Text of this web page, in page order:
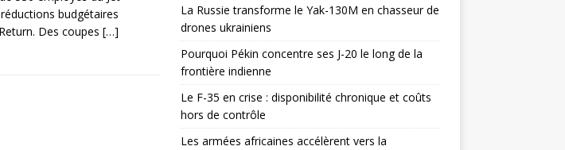
budgétaires
Des coupes […]
La Russie transforme le Yak-130M en chasseur de
drones ukrainiens
Pourquoi Pékin concentre ses J-20 le long de la
frontière indienne
Le F-35 en crise : disponibilité chronique et coûts
hors de contrôle
Les armées africaines accélèrent vers la